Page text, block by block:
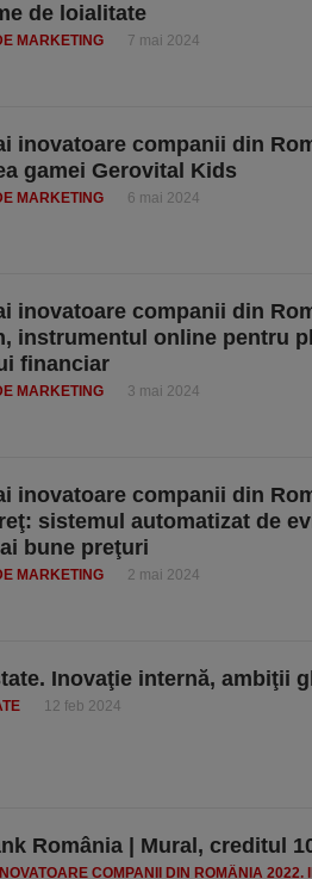
de loialitate
MARKETING 7 mai 2024
inovatoare companii din
gamei Gerovital Kids
MARKETING 6 mai 2024
inovatoare companii din
instrumentul online pentru
financiar
MARKETING 3 mai 2024
inovatoare companii din
sistemul automatizat de
bune preţuri
MARKETING 2 mai 2024
Inovaţie internă, ambiţii
12 feb 2024
România | Mural, creditul
COMPANII DIN ROMÂNIA 2022.